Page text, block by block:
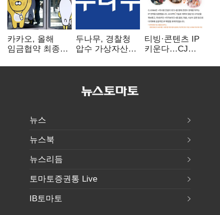
카카오, 올해
임금협약 최종
인상·격려금
두나무, 경찰청
압수 가상자산
커스터디 사업
티빙·콘텐츠 IP
키운다…CJ
글로벌 확장 가속
뉴스
뉴스북
뉴스리듬
토마토증권통 Live
IB토마토